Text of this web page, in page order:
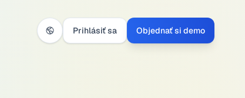
Prihlásiť sa Objednať si demo